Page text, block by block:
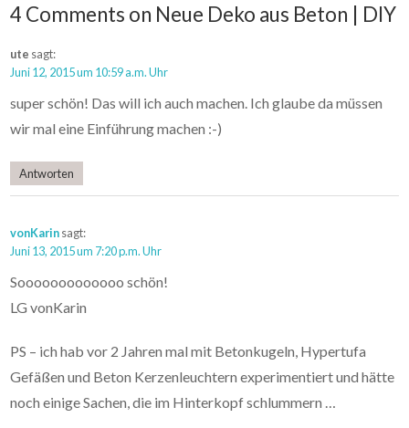
4 Comments on Neue Deko aus Beton | DIY
ute sagt:
Juni 12, 2015 um 10:59 a.m. Uhr
super schön! Das will ich auch machen. Ich glaube da müssen
wir mal eine Einführung machen :-)
Antworten
vonKarinsagt:
Juni 13, 2015 um 7:20 p.m. Uhr
Sooooooooooooo schön!
LG vonKarin
PS – ich hab vor 2 Jahren mal mit Betonkugeln, Hypertufa
Gefäßen und Beton Kerzenleuchtern experimentiert und hätte
noch einige Sachen, die im Hinterkopf schlummern …